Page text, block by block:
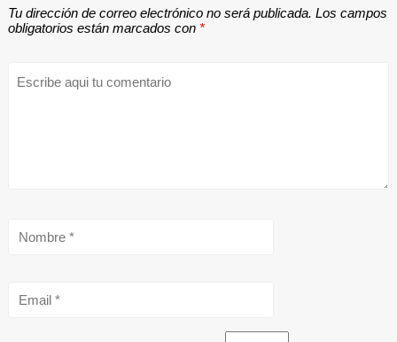
Tu dirección de correo electrónico no será publicada. Los campos
obligatorios están marcados con *